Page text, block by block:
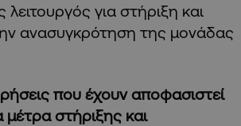
λειτουργός για στήριξη και
ανασυγκρότηση της μονάδας
που έχουν αποφασιστεί
μέτρα στήριξης και